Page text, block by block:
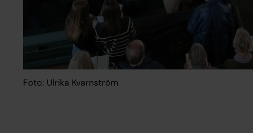
Foto: Ulrika Kvarnström